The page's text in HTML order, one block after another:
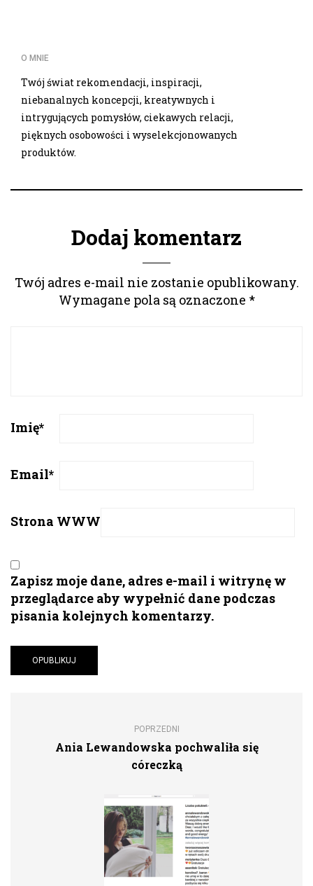
O MNIE
Twój świat rekomendacji, inspiracji,
niebanalnych koncepcji, kreatywnych i
intrygujących pomysłów, ciekawych relacji,
pięknych osobowości i wyselekcjonowanych
produktów.
Dodaj komentarz
Twój adres e-mail nie zostanie opublikowany.
Wymagane pola są oznaczone *
Imię*
Email*
Strona WWW
Zapisz moje dane, adres e-mail i witrynę w
przeglądarce aby wypełnić dane podczas
pisania kolejnych komentarzy.
POPRZEDNI
Ania Lewandowska pochwaliła się
córeczką